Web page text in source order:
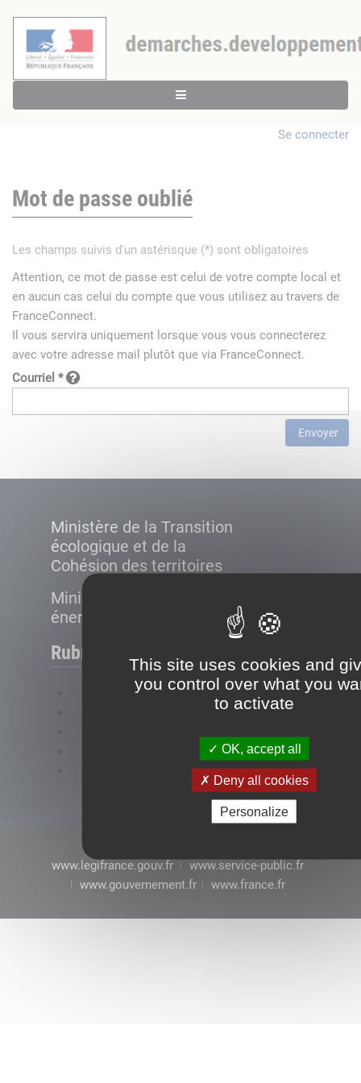
This site uses cookies and
you control over what you
to activate
OK, accept all
Deny all cookies
Personalize
Se connecter
Mot de passe oublié
Les champs suivis d'un astérisque (*) sont obligatoires
Attention, ce mot de passe est celui de votre compte local et
en aucun cas celui du compte que vous utilisez au travers de
FranceConnect.
Il vous servira uniquement lorsque vous vous connecterez
avec votre adresse mail plutôt que via FranceConnect.
Courriel *
Envoyer
Ministère de la Transition
écologique et de la
Cohésion des territoires
Ministère de la Transition
énergétique
Rubriques
www.legifrance.gouv.fr
www.service-public.fr
www.gouvernement.fr
www.france.fr